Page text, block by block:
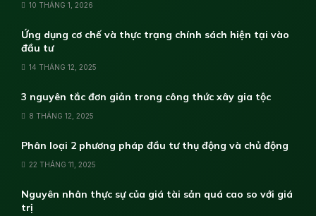
10 THÁNG 1, 2026
Ứng dụng cơ chế và thực trạng chính sách hiện tại vào
đầu tư
14 THÁNG 12, 2025
3 nguyên tắc đơn giản trong công thức xây gia tộc
8 THÁNG 12, 2025
Phân loại 2 phương pháp đầu tư thụ động và chủ động
22 THÁNG 11, 2025
Nguyên nhân thực sự của giá tài sản quá cao so với giá
trị